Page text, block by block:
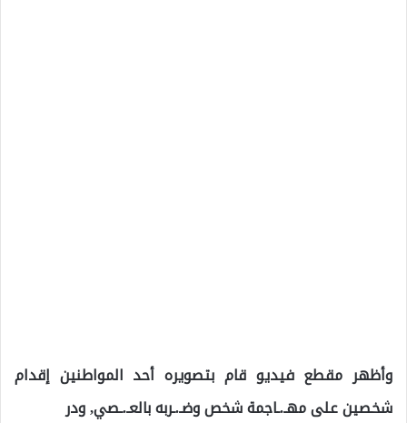
وأظهر مقطع فيديو قام بتصويره أحد المواطنين إقدام
شخصين على مهـ.ـاجمة شخص وضـ.ـربه بالعـ.ـصي, ودر